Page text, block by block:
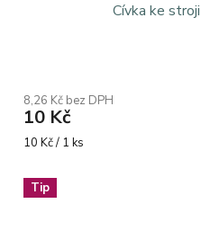
Cívka ke
8,26 Kč bez DPH
10 Kč
Měrná
10 Kč / 1 ks
Tip